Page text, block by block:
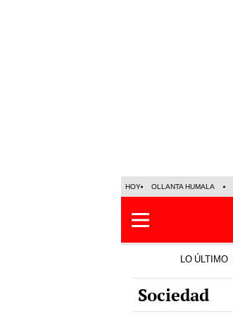
HOY OLLANTA HUMALA
LO ÚLTIMO
Sociedad